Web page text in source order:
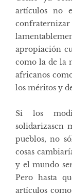
artículos no
apropiación
como la de la
africanos
los méritos y
Si los
solidarizasen
pueblos, no
cosas
y el mundo
Pero hasta
artículos